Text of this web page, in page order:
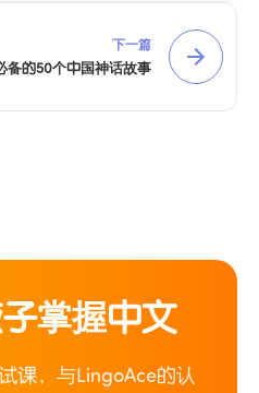
下一篇
备的50个中国神话故事
掌握中文
课，与LingoAce的认